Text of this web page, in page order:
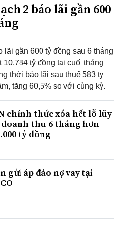
2 báo lãi gần 600
lãi gần 600 tỷ đồng sau 6 tháng
tỷ đồng tại cuối tháng
thời báo lãi sau thuế 583 tỷ
tăng 60,5% so với cùng kỳ.
chính thức xóa hết lỗ lũy
doanh thu 6 tháng hơn
tỷ đồng
gửi áp đảo nợ vay tại